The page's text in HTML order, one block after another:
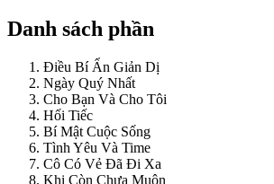
Danh sách phần
Điều Bí Ẩn Giản Dị
Ngày Quý Nhất
Cho Bạn Và Cho Tôi
Hối Tiếc
Bí Mật Cuộc Sống
Tình Yêu Và Time
Cô Có Vẻ Đã Đi Xa
Khi Còn Chưa Muộn